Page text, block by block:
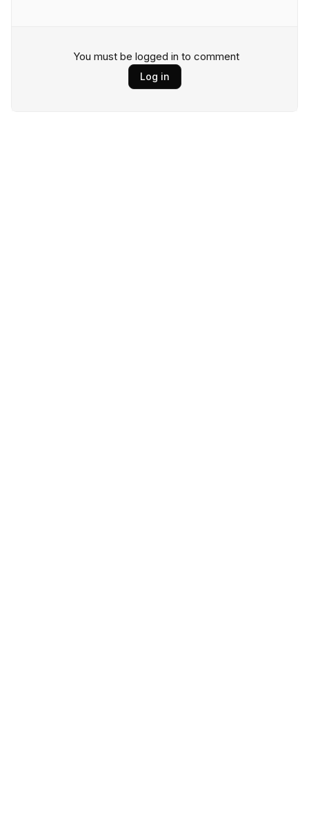
You must be logged in to comment
Log in